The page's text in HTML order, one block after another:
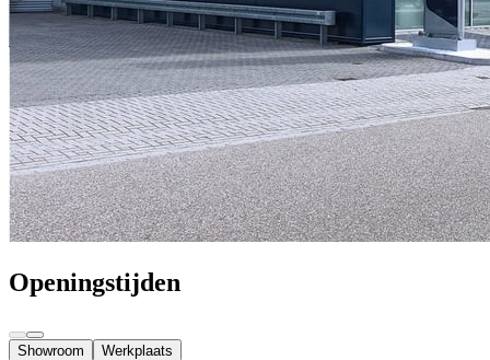
Openingstijden
Showroom Werkplaats